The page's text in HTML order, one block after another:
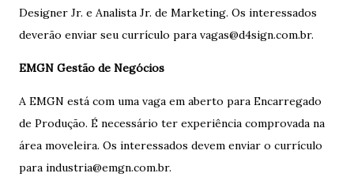
Designer Jr. e Analista Jr. de Marketing. Os interessados
deverão enviar seu currículo para vagas@d4sign.com.br.
EMGN Gestão de Negócios
A EMGN está com uma vaga em aberto para Encarregado
de Produção. É necessário ter experiência comprovada na
área moveleira. Os interessados devem enviar o currículo
para industria@emgn.com.br.